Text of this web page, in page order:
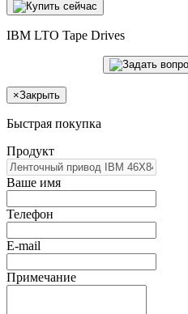
IBM LTO Tape Drives
×Закрыть
Быстрая покупка
Продукт
Ваше имя
Телефон
E-mail
Примечание